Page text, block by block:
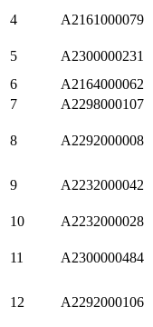
4 A2161000079
5 A2300000231
6
A2164000062
7
A2298000107
8 A2292000008
9 A2232000042
10 A2232000028
11 A2300000484
12 A2292000106